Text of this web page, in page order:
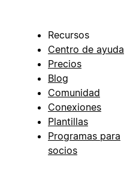
Recursos
Centro de ayuda
Precios
Blog
Comunidad
Conexiones
Plantillas
Programas para
socios